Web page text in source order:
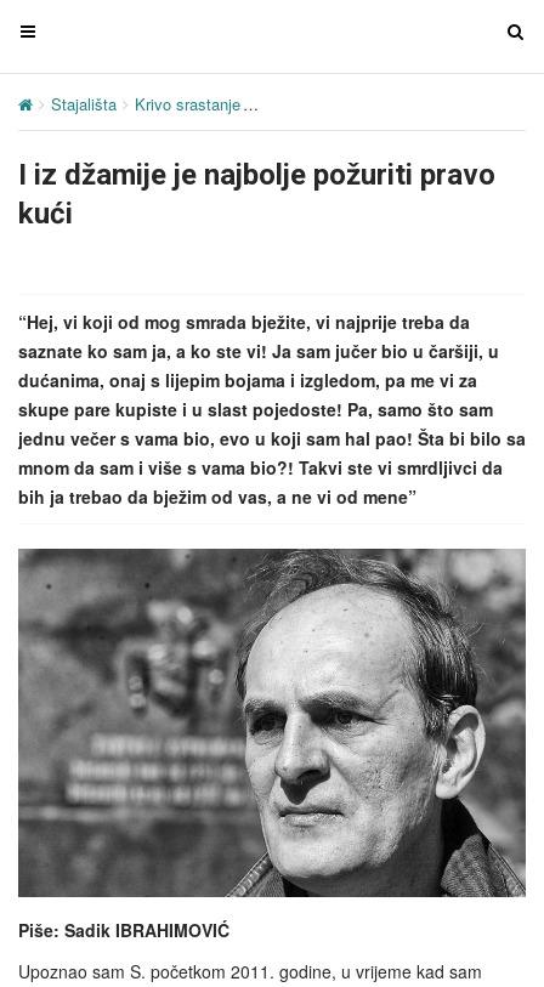
T
g
n
g
a
t
i
o
n
T
o
Stajališta Krivo srastanje
I iz džamije je najbolje požuriti pravo
kući
“Hej, vi koji od mog smrada bježite, vi najprije treba da
saznate ko sam ja, a ko ste vi! Ja sam jučer bio u čaršiji, u
dućanima, onaj s lijepim bojama i izgledom, pa me vi za
skupe pare kupiste i u slast pojedoste! Pa, samo što sam
jednu večer s vama bio, evo u koji sam hal pao! Šta bi bilo sa
mnom da sam i više s vama bio?! Takvi ste vi smrdljivci da
bih ja trebao da bježim od vas, a ne vi od mene”
Piše: Sadik IBRAHIMOVIĆ
Upoznao sam S. početkom 2011. godine, u vrijeme kad sam